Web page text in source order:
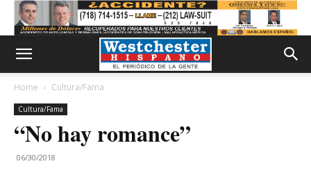
Home Cultura/Fama
Cultura/Fama
“No hay romance”
06/30/2018